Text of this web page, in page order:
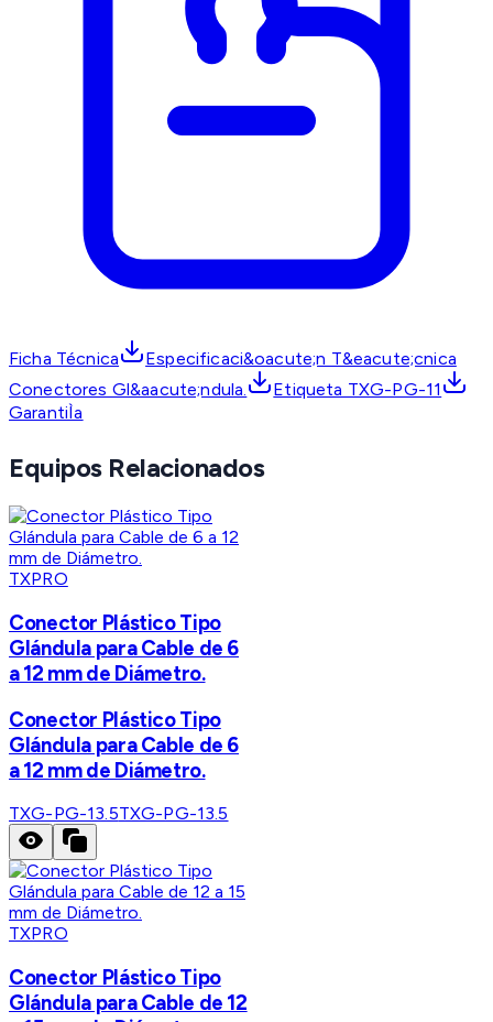
Ficha Técnica
Especificaci&oacute;n T&eacute;cnica
Conectores Gl&aacute;ndula.
Etiqueta TXG-PG-11
GarantiÌa
Equipos Relacionados
TXPRO
Conector Plástico Tipo
Glándula para Cable de 6
a 12 mm de Diámetro.
Conector Plástico Tipo
Glándula para Cable de 6
a 12 mm de Diámetro.
TXG-PG-13.5TXG-PG-13.5
TXPRO
Conector Plástico Tipo
Glándula para Cable de 12